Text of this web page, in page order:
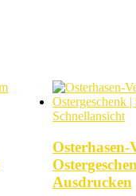
Schnellansicht
Ausdrucken